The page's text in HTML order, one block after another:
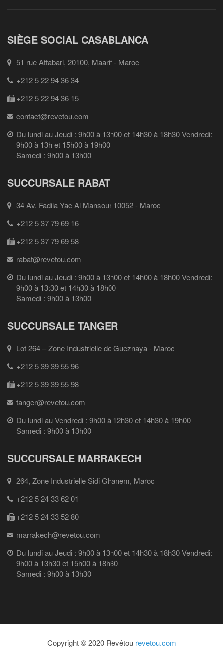
SIÈGE SOCIAL CASABLANCA
51 rue Attabari, 20100, Maarif - Maroc
+212 5 22 94 36 34
+212 5 22 94 36 15
contact@revetou.com
Du lundi au Jeudi : 9h00 à 13h00 et 14h30 à 18h30 Vendredi:
9h00 à 13h et 15h00 à 19h00
Samedi : 9h00 à 13h00
SUCCURSALE RABAT
34 Av. Fadila Yac Al Mansour 10052 - Maroc
+212 5 37 79 69 16
+212 5 37 79 69 58
rabat@revetou.com
Du lundi au Jeudi : 9h00 à 13h00 et 14h00 à 18h00 Vendredi:
9h00 à 13:30 et 14h30 à 18h00
Samedi : 9h00 à 13h00
SUCCURSALE TANGER
Lot 264 – Zone Industrielle de Gueznaya - Maroc
+212 5 39 39 55 96
+212 5 39 39 55 98
tanger@revetou.com
Du lundi au Vendredi : 9h00 à 12h30 et 14h30 à 19h00
Samedi : 9h00 à 13h00
SUCCURSALE MARRAKECH
264, Zone Industrielle Sidi Ghanem, Maroc
+212 5 24 33 62 01
+212 5 24 33 52 80
marrakech@revetou.com
Du lundi au Jeudi : 9h00 à 13h00 et 14h30 à 18h30 Vendredi:
9h00 à 13h30 et 15h00 à 18h30
Samedi : 9h00 à 13h30
Copyright © 2020 Revêtou revetou.com